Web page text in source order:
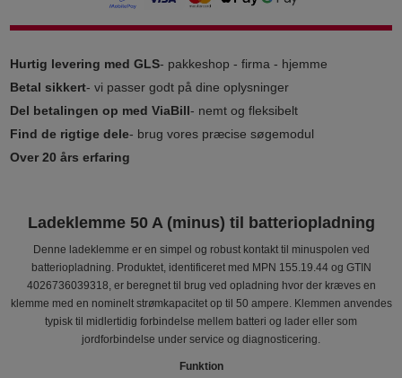
Hurtig levering med GLS- pakkeshop - firma - hjemme
Betal sikkert- vi passer godt på dine oplysninger
Del betalingen op med ViaBill- nemt og fleksibelt
Find de rigtige dele- brug vores præcise søgemodul
Over 20 års erfaring
Ladeklemme 50 A (minus) til batteriopladning
Denne ladeklemme er en simpel og robust kontakt til minuspolen ved
batteriopladning. Produktet, identificeret med MPN 155.19.44 og GTIN
4026736039318, er beregnet til brug ved opladning hvor der kræves en
klemme med en nominelt strømkapacitet op til 50 ampere. Klemmen anvendes
typisk til midlertidig forbindelse mellem batteri og lader eller som
jordforbindelse under service og diagnosticering.
Funktion